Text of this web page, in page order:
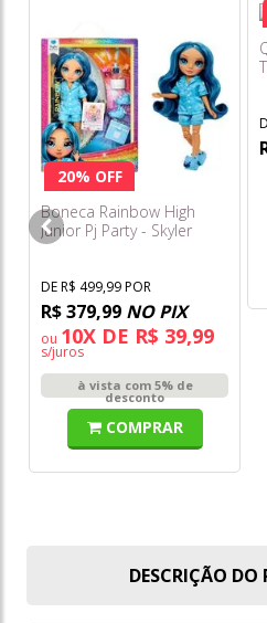
20% OFF
Boneca Rainbow High
Junior Pj Party - Skyler
Bradshaw (azul)
DE R$ 499,99 POR
R$ 379,99 NO PIX
ou 10X DE R$ 39,99
s/juros
à vista com 5% de
desconto
COMPRAR
DESCRIÇÃO DO